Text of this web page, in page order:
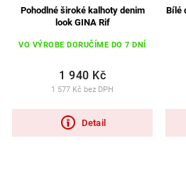
Pohodlné široké kalhoty denim
look GINA Rif
VO VÝROBE DORUČÍME DO 7 DNÍ
1 577 Kč bez DPH
1 940 Kč
Detail
Bílé